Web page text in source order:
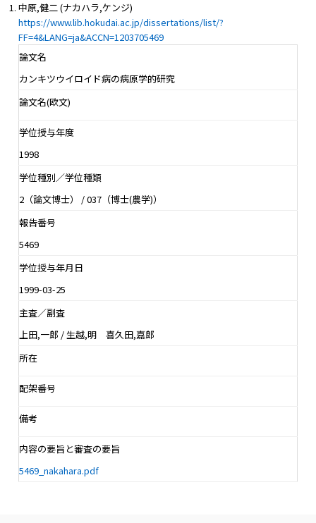
中原,健二 (ナカハラ,ケンジ)
https://www.lib.hokudai.ac.jp/dissertations/list/?
FF=4&LANG=ja&ACCN=1203705469
論文名
カンキツウイロイド病の病原学的研究
論文名(欧文)
学位授与年度
1998
学位種別／学位種類
2（論文博士） / 037（博士(農学)）
報告番号
5469
学位授与年月日
1999-03-25
主査／副査
上田,一郎 / 生越,明 喜久田,嘉郎
所在
配架番号
備考
内容の要旨と審査の要旨
5469_nakahara.pdf